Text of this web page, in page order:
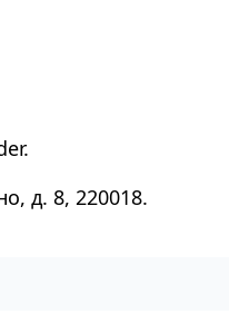
д. 8, 220018.